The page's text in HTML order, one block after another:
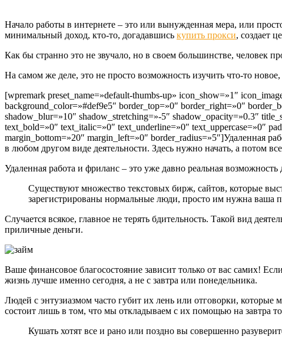
Начало работы в интернете – это или вынужденная мера, или
минимальный доход, кто-то, догадавшись купить прокси, создает
Как бы странно это не звучало, но в своем большинстве, человек
На самом же деле, это не просто возможность изучить что-то
[wpremark preset_name=»default-thumbs-up» icon_show=»1″
background_color=»#def9e5″ border_top=»0″ border_right=»0″
shadow_blur=»10″ shadow_stretching=»-5″ shadow_opacity=»0.3″
text_bold=»0″ text_italic=»0″ text_underline=»0″ text_uppercase=»0″
margin_bottom=»20″ margin_left=»0″ border_radius=»5″]Удаленная
в любом другом виде деятельности. Здесь нужно начать, а потом
Удаленная работа и фриланс – это уже давно реальная
Существуют множество текстовых бирж, сайтов, которые
зарегистрированы нормальные люди, просто им нужна ваша
Случается всякое, главное не терять бдительность. Такой вид
приличные деньги.
Ваше финансовое благосостояние зависит только от вас самих!
жизнь лучше именно сегодня, а не с завтра или понедельника.
Людей с энтузиазмом часто губит их лень или отговорки,
состоит лишь в том, что мы откладываем с их помощью на завтра
Кушать хотят все и рано или поздно вы совершенно